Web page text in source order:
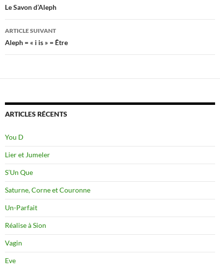
des
articles
Le Savon d’Aleph
ARTICLE SUIVANT
Aleph = « i is » = Être
ARTICLES RÉCENTS
You D
Lier et Jumeler
S’Un Que
Saturne, Corne et Couronne
Un-Parfait
Réalise à Sion
Vagin
Eve